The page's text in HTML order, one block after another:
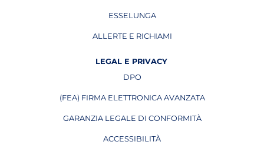
ESSELUNGA
APRE IN UNA NUOVA PAGINA
ALLERTE E RICHIAMI
APRE IN UNA NUOVA PAGINA
LEGAL E PRIVACY
DPO
APRE IN UNA NUOVA PAGINA
(FEA) FIRMA ELETTRONICA AVANZATA
APRE IN UNA NUOVA PAGINA
GARANZIA LEGALE DI CONFORMITÀ
ACCESSIBILITÀ